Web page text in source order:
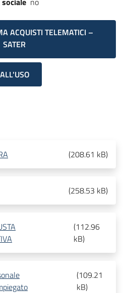
ACQUISTI TELEMATICI –
SATER
(208.61 kB)
(258.53 kB)
(112.96
kB)
(109.21
kB)